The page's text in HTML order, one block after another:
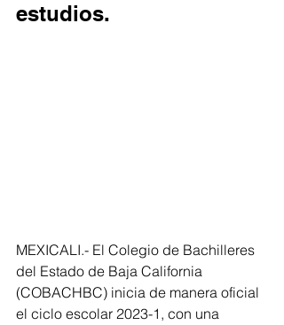
estudios.
MEXICALI.- El Colegio de Bachilleres
del Estado de Baja California
(COBACHBC) inicia de manera oficial
el ciclo escolar 2023-1, con una